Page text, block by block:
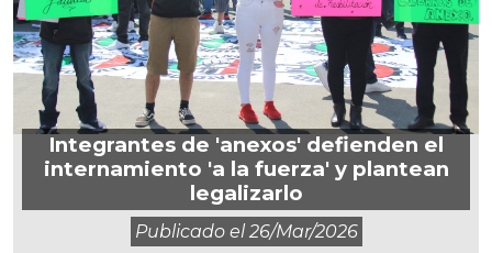
Integrantes de 'anexos' defienden el
internamiento 'a la fuerza' y plantean
legalizarlo
Publicado el26/mar/2026